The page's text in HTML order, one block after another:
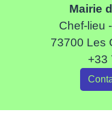
Mairie
Chef-lieu
73700 Les
+33